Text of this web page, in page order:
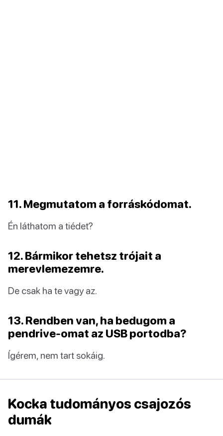
11. Megmutatom a forráskódomat.
Én láthatom a tiédet?
12. Bármikor tehetsz trójait a
merevlemezemre.
De csak ha te vagy az.
13. Rendben van, ha bedugom a
pendrive-omat az USB portodba?
Ígérem, nem tart sokáig.
Kocka tudományos csajozós
dumák